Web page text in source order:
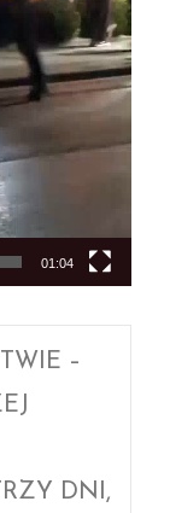
01:04
–
DNI,